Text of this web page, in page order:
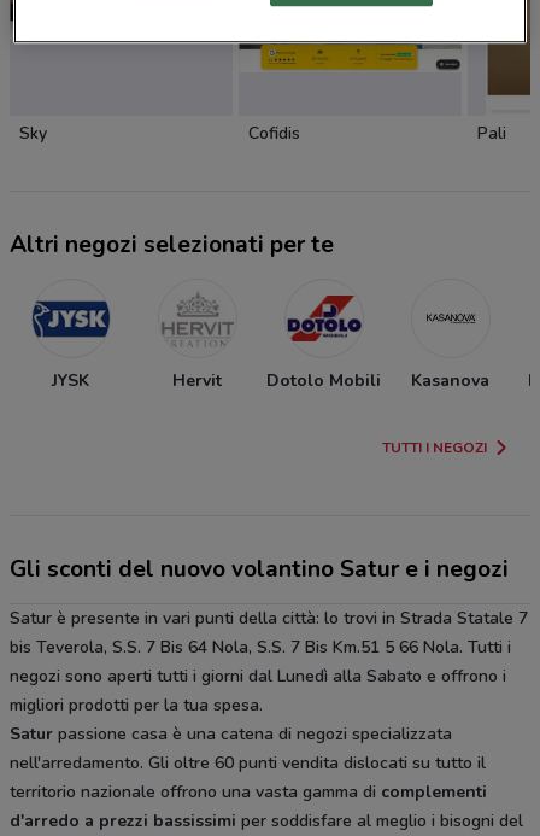
Sky Cofidis Pali
Altri negozi selezionati per te
JYSK Hervit Dotolo Mobili Kasanova
TUTTI I NEGOZI
Gli sconti del nuovo volantino Satur e i negozi
Satur è presente in vari punti della città: lo trovi in Strada Statale 7
bis Teverola, S.S. 7 Bis 64 Nola, S.S. 7 Bis Km.51 5 66 Nola. Tutti i
negozi sono aperti tutti i giorni dal Lunedì alla Sabato e offrono i
migliori prodotti per la tua spesa.
Satur passione casa è una catena di negozi specializzata
nell'arredamento. Gli oltre 60 punti vendita dislocati su tutto il
territorio nazionale offrono una vasta gamma di complementi
d'arredo a prezzi bassissimi per soddisfare al meglio i bisogni del